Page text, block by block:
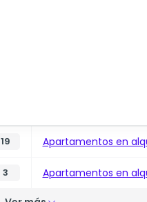
19 Apartamentos en
3 Apartamentos en